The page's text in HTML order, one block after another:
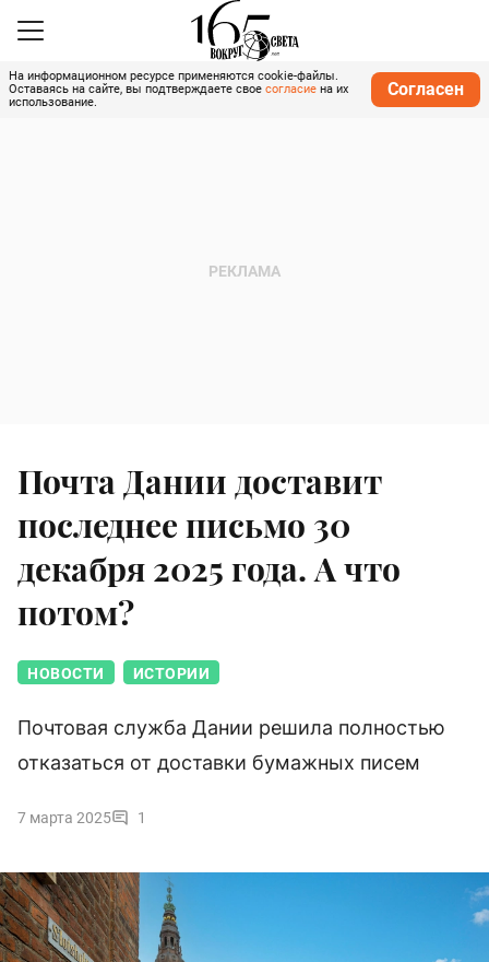
На информационном ресурсе применяются cookie-файлы.
Оставаясь на сайте, вы подтверждаете свое согласие на их
использование.
Согласен
Почта Дании доставит
последнее письмо 30
декабря 2025 года. А что
потом?
НОВОСТИ ИСТОРИИ
Почтовая служба Дании решила полностью
отказаться от доставки бумажных писем
7 марта 2025 1